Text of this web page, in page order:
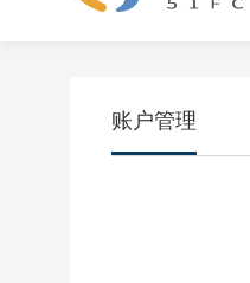
账户管理